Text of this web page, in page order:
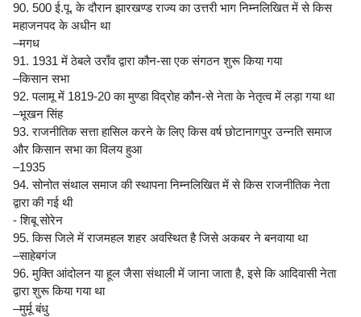
90. 500 ई.पू. के दौरान झारखण्ड राज्य का उत्तरी भाग निम्नलिखित में से किस
महाजनपद के अधीन था
–मगध
91. 1931 में ठेबले उराँव द्वारा कौन-सा एक संगठन शुरू किया गया
–किसान सभा
92. पलामू में 1819-20 का मुण्डा विद्रोह कौन-से नेता के नेतृत्व में लड़ा गया था
–भूखन सिंह
93. राजनीतिक सत्ता हासिल करने के लिए किस वर्ष छोटानागपुर उन्नति समाज
और किसान सभा का विलय हुआ
–1935
94. सोनोत संथाल समाज की स्थापना निम्नलिखित में से किस राजनीतिक नेता
द्वारा की गई थी
- शिबू सोरेन
95. किस जिले में राजमहल शहर अवस्थित है जिसे अकबर ने बनवाया था
–साहेबगंज
96. मुक्ति आंदोलन या हूल जैसा संथाली में जाना जाता है, इसे कि आदिवासी नेता
द्वारा शुरू किया गया था
–मुर्मू बंधु